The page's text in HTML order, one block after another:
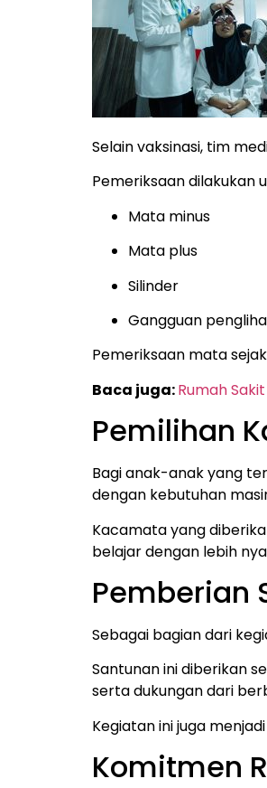
Selain vaksinasi, tim
Pemeriksaan dilakukan
Mata minus
Mata plus
Silinder
Gangguan
Pemeriksaan mata
Baca juga:Rumah
Pemilihan
Bagi anak-anak yang
dengan kebutuhan
Kacamata yang
belajar dengan lebih
Pemberian
Sebagai bagian dari
Santunan ini diberikan
serta dukungan dari
Kegiatan ini juga
Komitmen